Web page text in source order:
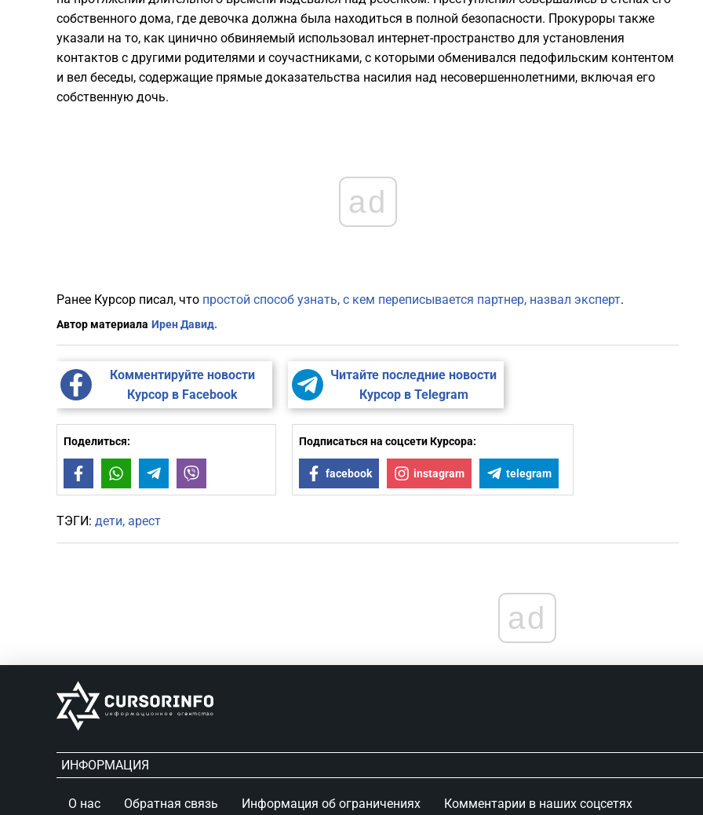
собственного дома, где девочка должна была находиться в полной безопасности. Прокуроры также
указали на то, как цинично обвиняемый использовал интернет-пространство для установления
контактов с другими родителями и соучастниками, с которыми обменивался педофильским контентом
и вел беседы, содержащие прямые доказательства насилия над несовершеннолетними, включая его
собственную дочь.
ad
Ранее Курсор писал, что простой способ узнать, с кем переписывается партнер, назвал эксперт.
Автор материала Ирен Давид.
Комментируйте новости
Курсор в Facebook
Читайте последние новости
Курсор в Telegram
Поделиться:
FacebookWhatsAppTelegram
Подписаться на соцсети Курсора:
facebook instagram telegram
ТЭГИ: дети арест
ad
ИНФОРМАЦИЯ
О нас Обратная связь Информация об ограничениях Комментарии в наших соцсетях